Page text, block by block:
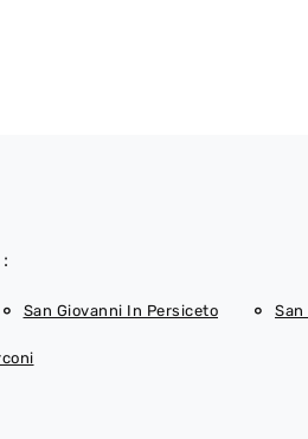
San Giovanni In Persiceto San